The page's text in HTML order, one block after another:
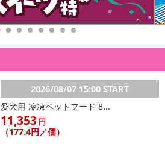
2026/08/07 15:00 START
愛犬用 冷凍ペットフード 8...
11,353円
（177.4円／個）